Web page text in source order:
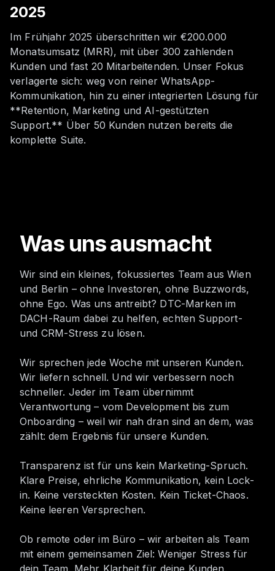
2025
Im Frühjahr 2025 überschritten wir €200.000
Monatsumsatz (MRR), mit über 300 zahlenden
Kunden und fast 20 Mitarbeitenden. Unser Fokus
verlagerte sich: weg von reiner WhatsApp-
Kommunikation, hin zu einer integrierten Lösung für
**Retention, Marketing und AI-gestützten
Support.** Über 50 Kunden nutzen bereits die
komplette Suite.
Was uns ausmacht
Wir sind ein kleines, fokussiertes Team aus Wien
und Berlin – ohne Investoren, ohne Buzzwords,
ohne Ego. Was uns antreibt? DTC-Marken im
DACH-Raum dabei zu helfen, echten Support-
und CRM-Stress zu lösen.
Wir sprechen jede Woche mit unseren Kunden.
Wir liefern schnell. Und wir verbessern noch
schneller. Jeder im Team übernimmt
Verantwortung – vom Development bis zum
Onboarding – weil wir nah dran sind an dem, was
zählt: dem Ergebnis für unsere Kunden.
Transparenz ist für uns kein Marketing-Spruch.
Klare Preise, ehrliche Kommunikation, kein Lock-
in. Keine versteckten Kosten. Kein Ticket-Chaos.
Keine leeren Versprechen.
Ob remote oder im Büro – wir arbeiten als Team
mit einem gemeinsamen Ziel: Weniger Stress für
dein Team. Mehr Klarheit für deine Kunden.